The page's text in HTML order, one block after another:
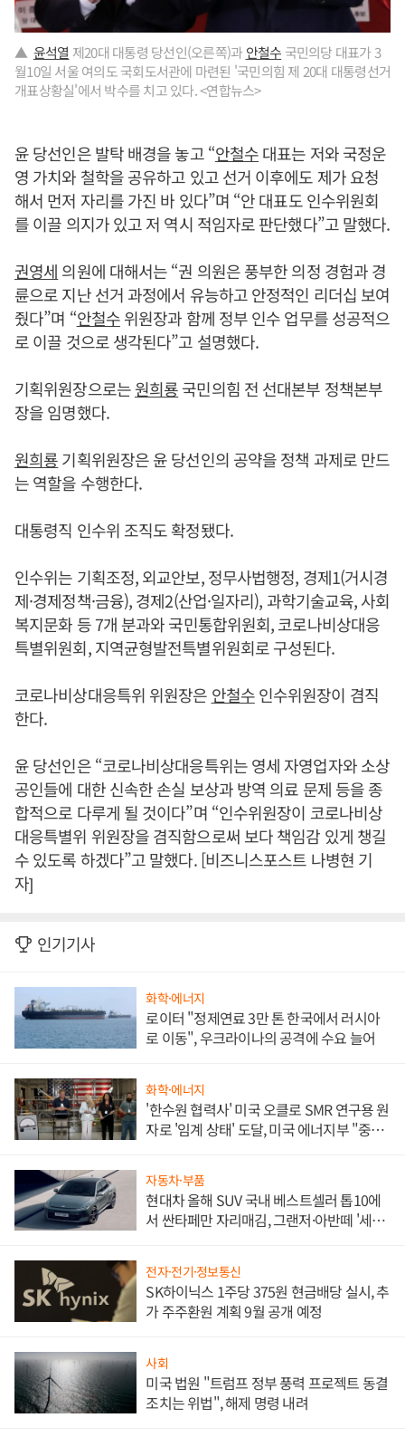
▲ 윤석열 제20대 대통령 당선인(오른쪽)과 안철수 국민의당 대표가 3
월10일 서울 여의도 국회도서관에 마련된 '국민의힘 제 20대 대통령선거
개표상황실'에서 박수를 치고 있다. <연합뉴스>
윤 당선인은 발탁 배경을 놓고 “안철수대표는 저와 국정운
영 가치와 철학을 공유하고 있고 선거 이후에도 제가 요청
해서 먼저 자리를 가진 바 있다”며 “안 대표도 인수위원회
를 이끌 의지가 있고 저 역시 적임자로 판단했다”고 말했다.
권영세 의원에 대해서는 “권 의원은 풍부한 의정 경험과 경
륜으로 지난 선거 과정에서 유능하고 안정적인 리더십 보여
줬다”며 “안철수위원장과 함께 정부 인수 업무를 성공적으
로 이끌 것으로 생각된다”고 설명했다.
기획위원장으로는원희룡국민의힘 전 선대본부 정책본부
장을 임명했다.
원희룡기획위원장은 윤 당선인의 공약을 정책 과제로 만드
는 역할을 수행한다.
대통령직 인수위 조직도 확정됐다.
인수위는 기획조정, 외교안보, 정무사법행정, 경제1(거시경
제·경제정책·금융), 경제2(산업·일자리), 과학기술교육, 사회
복지문화 등 7개 분과와 국민통합위원회, 코로나비상대응
특별위원회, 지역균형발전특별위원회로 구성된다.
코로나비상대응특위 위원장은 안철수인수위원장이 겸직
한다.
윤 당선인은 “코로나비상대응특위는 영세 자영업자와 소상
공인들에 대한 신속한 손실 보상과 방역 의료 문제 등을 종
합적으로 다루게 될 것이다”며 “인수위원장이 코로나비상
대응특별위 위원장을 겸직함으로써 보다 책임감 있게 챙길
수 있도록 하겠다”고 말했다. [비즈니스포스트 나병현 기
자]
인기기사
화학·에너지
로이터 "정제연료 3만 톤 한국에서 러시아
로 이동", 우크라이나의 공격에 수요 늘어
화학·에너지
'한수원 협력사' 미국 오클로 SMR 연구용 원
자로 '임계 상태' 도달, 미국 에너지부 "중요
자동차·부품
현대차 올해 SUV 국내 베스트셀러 톱10에
서 싼타페만 자리매김, 그랜저·아반떼 '세단
전자·전기·정보통신
SK하이닉스 1주당 375원 현금배당 실시, 추
가 주주환원 계획 9월 공개 예정
사회
미국 법원 "트럼프 정부 풍력 프로젝트 동결
조치는 위법", 해제 명령 내려